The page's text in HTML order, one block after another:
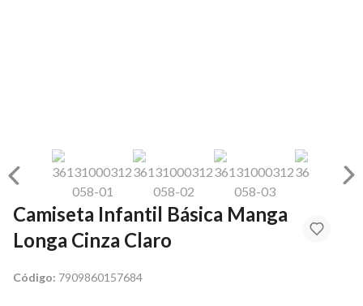
Camiseta Infantil Básica Manga
Longa Cinza Claro
Código: 7909860157684